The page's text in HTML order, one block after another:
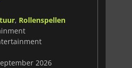
, Rollenspellen
2026